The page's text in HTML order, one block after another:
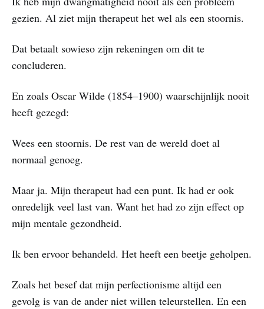
gezien. Al ziet mijn therapeut het wel als een stoornis.
Dat betaalt sowieso zijn rekeningen om dit te
concluderen.
En zoals Oscar Wilde (1854–1900) waarschijnlijk nooit
heeft gezegd:
Wees een stoornis. De rest van de wereld doet al
normaal genoeg.
Maar ja. Mijn therapeut had een punt. Ik had er ook
onredelijk veel last van. Want het had zo zijn effect op
mijn mentale gezondheid.
Ik ben ervoor behandeld. Het heeft een beetje geholpen.
Zoals het besef dat mijn perfectionisme altijd een
gevolg is van de ander niet willen teleurstellen. En een